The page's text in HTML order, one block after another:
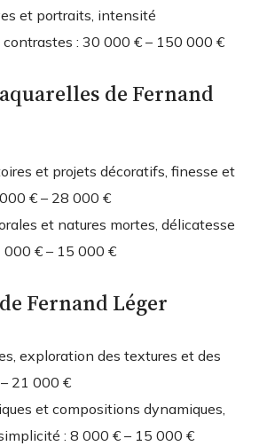
et portraits, intensité
: 30 000 € – 150 000 €
de Fernand
et projets décoratifs, finesse et
€ – 28 000 €
et natures mortes, délicatesse
000 € – 15 000 €
Fernand Léger
exploration des textures et des
21 000 €
et compositions dynamiques,
: 8 000 € – 15 000 €